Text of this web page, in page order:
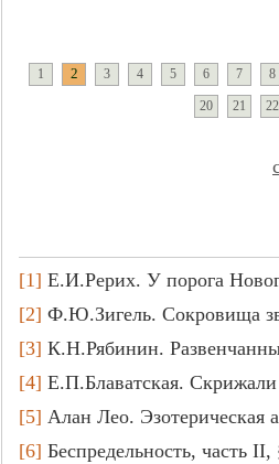
1 2 3 4 5 6 7 8
20 21 22
[1] Е.И.Рерих. У порога
[2] Ф.Ю.Зигель. Сокровища
[3] К.Н.Рябинин.
[4] Е.П.Блаватская.
[5] Алан Лео. Эзотерическая
[6] Беспредельность, часть